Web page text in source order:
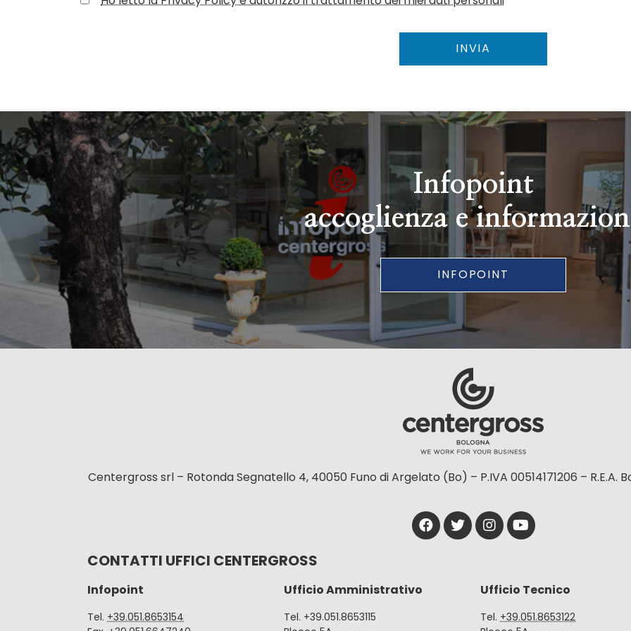
INVIA
Infopoint
accoglienza e
INFOPOINT
Centergross srl – Rotonda Segnatello 4, 40050 Funo di Argelato (Bo) – P.IVA 00514171206 – R.E.A.
CONTATTI UFFICI CENTERGROSS
Infopoint
Tel. +39.051.8653154
Ufficio Amministrativo
Tel. +39.051.8653115
Ufficio Tecnico
Tel. +39.051.8653122